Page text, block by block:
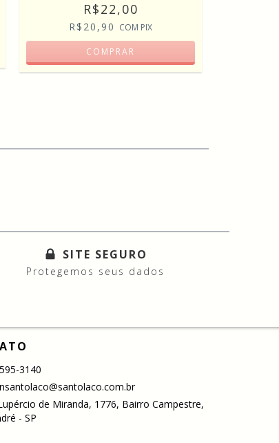
R$22,00
R$20,90 COM PIX
SITE SEGURO
Protegemos seus dados
3140
de Miranda, 1776, Bairro Campestre,
- SP